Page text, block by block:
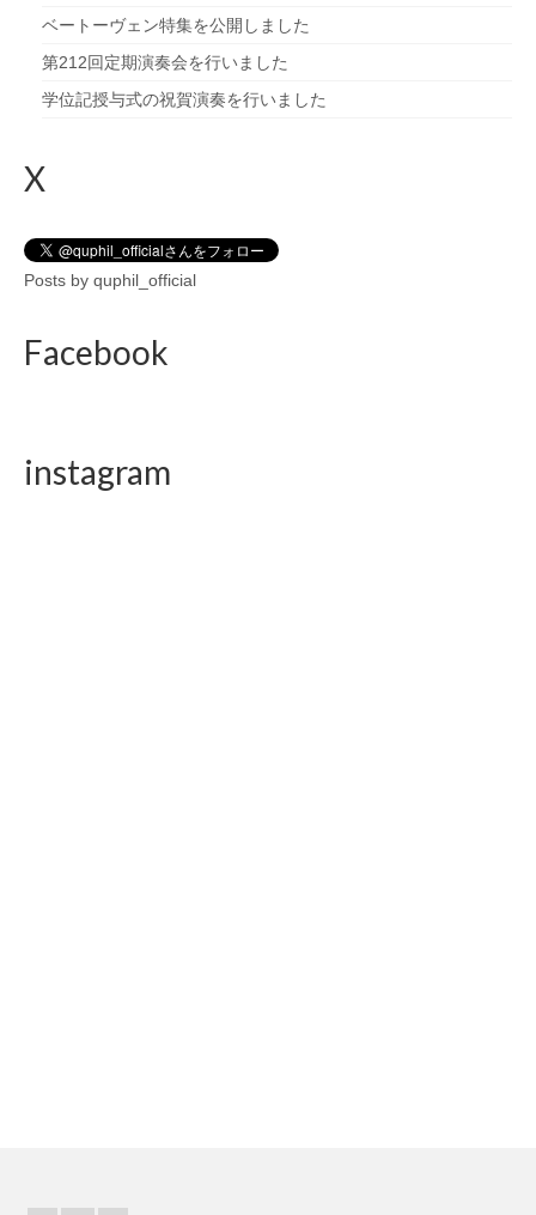
ベートーヴェン特集を公開しました
第212回定期演奏会を行いました
学位記授与式の祝賀演奏を行いました
X
Posts by quphil_official
Facebook
instagram